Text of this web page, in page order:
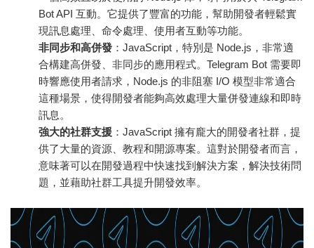
Bot API 互動。它提供了豐富的功能，幫助開發者輕鬆實
現訊息處理、命令處理、使用者互動等功能。
非同步和高併發 ：JavaScript，特別是 Node.js，非常適
合構建高併發、非同步的應用程式。Telegram Bot 需要即
時響應使用者請求，Node.js 的非阻塞 I/O 模型非常適合
這種場景，使得開發者能夠高效處理大量併發連線和即時
訊息。
強大的社群支援 ：JavaScript 擁有龐大的開發者社群，提
供了大量的資源、教程和開源專案。這對於開發者而言，
意味著可以在開發過程中快速找到解決方案，解決技術問
題，並藉助社群工具提升開發效率。